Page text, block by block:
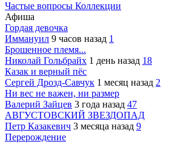
Частые вопросы Коллекции
Афиша
Гордая девочка
Иммануил 9 часов назад 1
Брошенное племя...
Николай Гольбрайх 1 день назад 18
Казак и верный пёс
Сергей Дрозд-Савчук 1 месяц назад 2
Ни вес не важен, ни размер
Валерий Зайцев 3 года назад 47
АВГУСТОВСКИЙ ЗВЕЗДОПАД
Петр Казакевич 3 месяца назад 9
Перерождение